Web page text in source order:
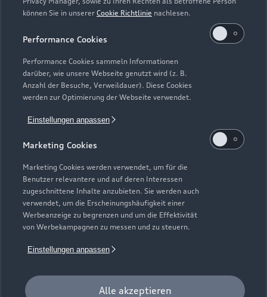
können Sie in unserer Cookie Richtlinie nachlesen.
Performance Cookies
Performance Cookies sammeln Informationen
darüber, wie unsere Webseite genutzt wird (z. B.
Anzahl der Besuche, Verweildauer). Diese Cookies
werden zur Optimierung der Webseite verwendet.
Einstellungen anpassen
Marketing Cookies
Marketing Cookies werden verwendet, um für die
Benutzer relevantere und auf deren Interessen
zugeschnittene Inhalte anzubieten. Sie werden auch
verwendet, um die Erscheinungshäufigkeit einer
Werbeanzeige zu begrenzen und um die Effektivität
von Werbekampagnen zu messen und zu steuern.
Einstellungen anpassen
Alle akzeptieren
Norderneystraße 2
28217 Bremen
utb@schmidt-und-koch.de
Kontaktdaten herunterladen
Öffnungszeiten